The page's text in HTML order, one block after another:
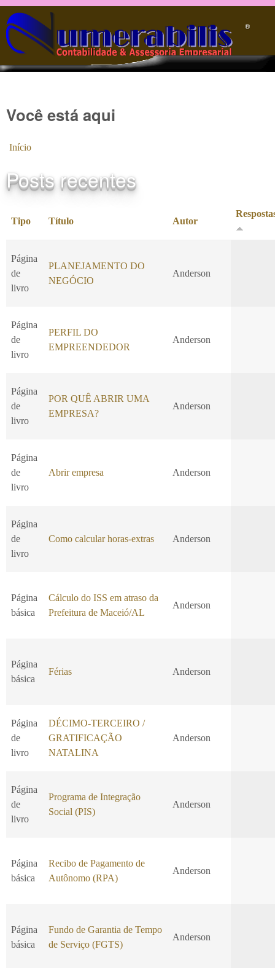
Pular para o conteúdo principal
®️
Você está aqui
Início
Posts recentes
Tipo Título Autor
Página
de
livro
PLANEJAMENTO DO
NEGÓCIO
Anderson
Página
de
livro
PERFIL DO
EMPREENDEDOR
Anderson
Página
de
livro
POR QUÊ ABRIR UMA
EMPRESA?
Anderson
Página
de
livro
Abrir empresa Anderson
Página
de
livro
Como calcular horas-extras Anderson
Página
básica
Cálculo do ISS em atraso da
Prefeitura de Maceió/AL
Anderson
Página
básica
Férias Anderson
Página
de
livro
DÉCIMO-TERCEIRO /
GRATIFICAÇÃO
NATALINA
Anderson
Página
de
livro
Programa de Integração
Social (PIS)
Anderson
Página
básica
Recibo de Pagamento de
Autônomo (RPA)
Anderson
Página
básica
Fundo de Garantia de Tempo
de Serviço (FGTS)
Anderson